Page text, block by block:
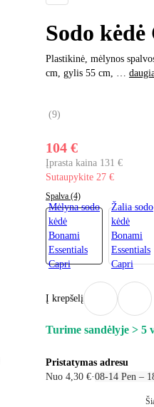
Sodo
Plastikinė, mėlynos
cm, gylis 55 cm, …
(9)
104 €
Įprasta kaina 131 €
Sutaupykite 27 €
Spalva (4)
Mėlyna sodo
kėdė
Bonami
Essentials
Capri
Žalia sodo
kėdė
Bonami
Essentials
Capri
Į krepšelį
Turime sandėlyje > 5
Pristatymas adresu
Nuo 4,30 €·08‑14 Pen –